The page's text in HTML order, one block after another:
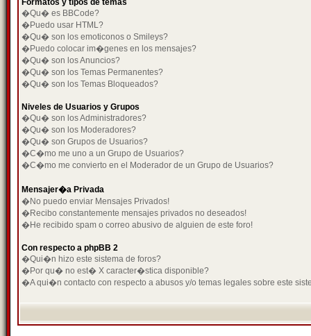
Formatos y tipos de temas
�Qu� es BBCode?
�Puedo usar HTML?
�Qu� son los emoticonos o Smileys?
�Puedo colocar im�genes en los mensajes?
�Qu� son los Anuncios?
�Qu� son los Temas Permanentes?
�Qu� son los Temas Bloqueados?
Niveles de Usuarios y Grupos
�Qu� son los Administradores?
�Qu� son los Moderadores?
�Qu� son Grupos de Usuarios?
�C�mo me uno a un Grupo de Usuarios?
�C�mo me convierto en el Moderador de un Grupo de Usuarios?
Mensajer�a Privada
�No puedo enviar Mensajes Privados!
�Recibo constantemente mensajes privados no deseados!
�He recibido spam o correo abusivo de alguien de este foro!
Con respecto a phpBB 2
�Qui�n hizo este sistema de foros?
�Por qu� no est� X caracter�stica disponible?
�A qui�n contacto con respecto a abusos y/o temas legales sobre este